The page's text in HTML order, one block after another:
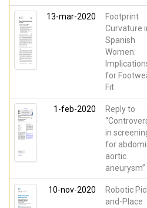
13-mar-2020
Footprint
Curvature
Spanish
Women:
for
Fit
1-feb-2020
Reply to
in
for
aortic
aneurysm”
10-nov-2020
Robotic
and-Place